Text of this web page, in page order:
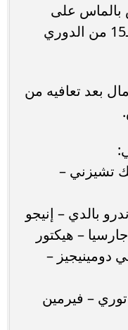
بالماس على
ملعب مونتجويك في الجولة الـ15 من الدوري
بعد تعافيه من
تشيزني –
بالدي – إنيجو
– هيكتور
دومينيجيز –
– فيرمين